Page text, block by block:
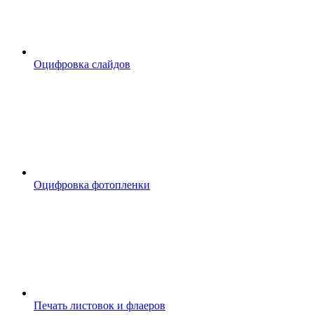
Оцифровка слайдов
Оцифровка фотопленки
Печать листовок и флаеров